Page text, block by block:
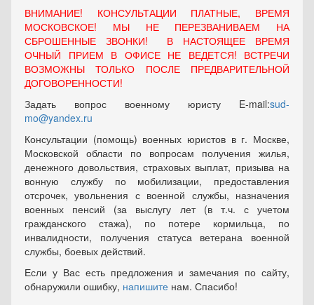
ВНИМАНИЕ! КОНСУЛЬТАЦИИ ПЛАТНЫЕ, ВРЕМЯ
МОСКОВСКОЕ! МЫ НЕ ПЕРЕЗВАНИВАЕМ НА
СБРОШЕННЫЕ ЗВОНКИ! В НАСТОЯЩЕЕ ВРЕМЯ
ОЧНЫЙ ПРИЕМ В ОФИСЕ НЕ ВЕДЕТСЯ! ВСТРЕЧИ
ВОЗМОЖНЫ ТОЛЬКО ПОСЛЕ ПРЕДВАРИТЕЛЬНОЙ
ДОГОВОРЕННОСТИ!
Задать вопрос военному юристу E-mail:sud-
mo@yandex.ru
Консультации (помощь) военных юристов в г. Москве,
Московской области по вопросам получения жилья,
денежного довольствия, страховых выплат, призыва на
вонную службу по мобилизации, предоставления
отсрочек, увольнения с военной службы, назначения
военных пенсий (за выслугу лет (в т.ч. с учетом
гражданского стажа), по потере кормильца, по
инвалидности, получения статуса ветерана военной
службы, боевых действий.
Если у Вас есть предложения и замечания по сайту,
обнаружили ошибку, напишите нам. Спасибо!